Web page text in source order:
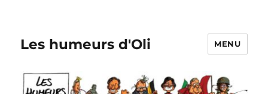
Les humeurs d'Oli MENU